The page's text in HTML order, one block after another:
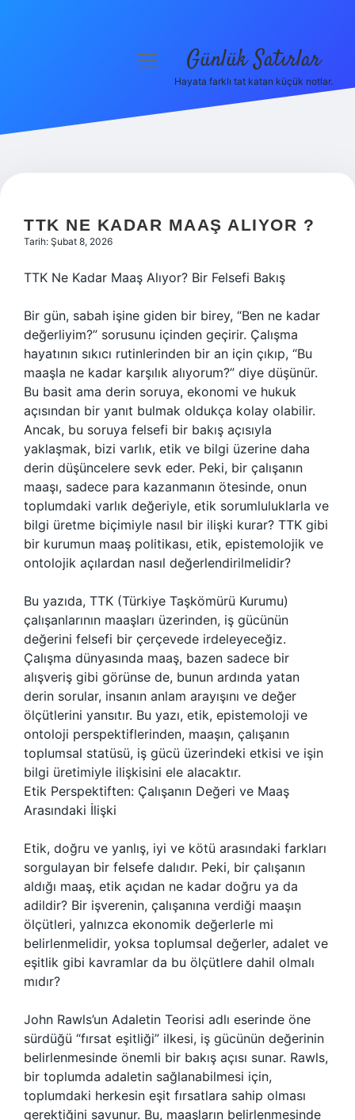
Hakkımızda
menüyü Günlük Satırlar
Hayata farklı tat katan küçük notlar.
TTK NE KADAR MAAŞ ALIYOR ?
Tarih: Şubat 8, 2026
TTK Ne Kadar Maaş Alıyor? Bir Felsefi Bakış
Bir gün, sabah işine giden bir birey, “Ben ne kadar
değerliyim?” sorusunu içinden geçirir. Çalışma
hayatının sıkıcı rutinlerinden bir an için çıkıp, “Bu
maaşla ne kadar karşılık alıyorum?” diye düşünür.
Bu basit ama derin soruya, ekonomi ve hukuk
açısından bir yanıt bulmak oldukça kolay olabilir.
Ancak, bu soruya felsefi bir bakış açısıyla
yaklaşmak, bizi varlık, etik ve bilgi üzerine daha
derin düşüncelere sevk eder. Peki, bir çalışanın
maaşı, sadece para kazanmanın ötesinde, onun
toplumdaki varlık değeriyle, etik sorumluluklarla ve
bilgi üretme biçimiyle nasıl bir ilişki kurar? TTK gibi
bir kurumun maaş politikası, etik, epistemolojik ve
ontolojik açılardan nasıl değerlendirilmelidir?
Bu yazıda, TTK (Türkiye Taşkömürü Kurumu)
çalışanlarının maaşları üzerinden, iş gücünün
değerini felsefi bir çerçevede irdeleyeceğiz.
Çalışma dünyasında maaş, bazen sadece bir
alışveriş gibi görünse de, bunun ardında yatan
derin sorular, insanın anlam arayışını ve değer
ölçütlerini yansıtır. Bu yazı, etik, epistemoloji ve
ontoloji perspektiflerinden, maaşın, çalışanın
toplumsal statüsü, iş gücü üzerindeki etkisi ve işin
bilgi üretimiyle ilişkisini ele alacaktır.
Etik Perspektiften: Çalışanın Değeri ve Maaş
Arasındaki İlişki
Etik, doğru ve yanlış, iyi ve kötü arasındaki farkları
sorgulayan bir felsefe dalıdır. Peki, bir çalışanın
aldığı maaş, etik açıdan ne kadar doğru ya da
adildir? Bir işverenin, çalışanına verdiği maaşın
ölçütleri, yalnızca ekonomik değerlerle mi
belirlenmelidir, yoksa toplumsal değerler, adalet ve
eşitlik gibi kavramlar da bu ölçütlere dahil olmalı
mıdır?
John Rawls’un Adaletin Teorisi adlı eserinde öne
sürdüğü “fırsat eşitliği” ilkesi, iş gücünün değerinin
belirlenmesinde önemli bir bakış açısı sunar. Rawls,
bir toplumda adaletin sağlanabilmesi için,
toplumdaki herkesin eşit fırsatlara sahip olması
gerektiğini savunur. Bu, maaşların belirlenmesinde